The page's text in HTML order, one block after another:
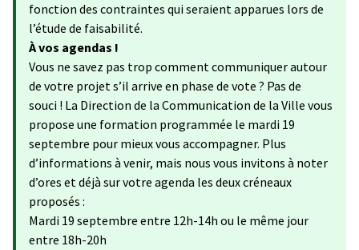
fonction des contraintes qui seraient apparues lors de
l’étude de faisabilité.
À vos agendas !
Vous ne savez pas trop comment communiquer autour
de votre projet s’il arrive en phase de vote ? Pas de
souci ! La Direction de la Communication de la Ville vous
propose une formation programmée le mardi 19
septembre pour mieux vous accompagner. Plus
d’informations à venir, mais nous vous invitons à noter
d’ores et déjà sur votre agenda les deux créneaux
proposés :
Mardi 19 septembre entre 12h-14h ou le même jour
entre 18h-20h